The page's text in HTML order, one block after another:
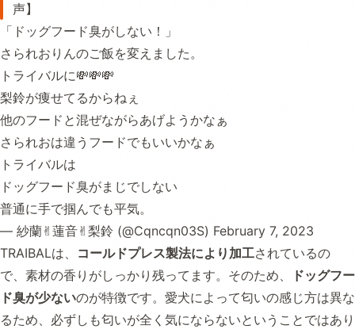
声】
「ドッグフード臭がしない！」
さられおりんのご飯を変えました。
トライバルに💸💸💸
梨鈴が痩せてるからねぇ
他のフードと混ぜながらあげようかなぁ
さられおは違うフードでもいいかなぁ
トライバルは
ドッグフード臭がまじでしない
普通に手で掴んでも平気。
— 紗蘭✌︎蓮音✌︎梨鈴 (@Cqncqn03S) February 7, 2023
TRAIBALは、 コールドプレス製法により加工されているの
で、素材の香りがしっかり残ってます。そのため、
ドッグフー
ド臭が少ないのが特徴です。愛犬によって匂いの感じ方は異な
るため、必ずしも匂いが全く気にならないということではあり